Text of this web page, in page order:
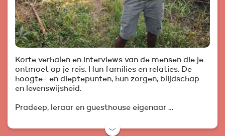
Korte verhalen en interviews van de mensen die je
ontmoet op je reis. Hun families en relaties. De
hoogte- en dieptepunten, hun zorgen, blijdschap
en levenswijsheid.
Pradeep, leraar en guesthouse eigenaar …
﹀